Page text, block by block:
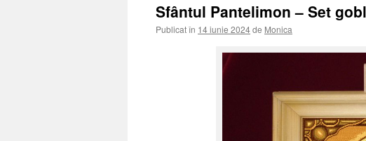
Sfântul Pantelimon – Set
Publicat în 14 iunie 2024de Monica